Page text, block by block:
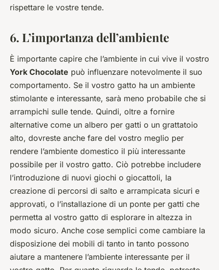
rispettare le vostre tende.
6. L’importanza dell’ambiente
È importante capire che l’ambiente in cui vive il vostro
York Chocolate può influenzare notevolmente il suo
comportamento. Se il vostro gatto ha un ambiente
stimolante e interessante, sarà meno probabile che si
arrampichi sulle tende. Quindi, oltre a fornire
alternative come un albero per gatti o un grattatoio
alto, dovreste anche fare del vostro meglio per
rendere l’ambiente domestico il più interessante
possibile per il vostro gatto. Ciò potrebbe includere
l’introduzione di nuovi giochi o giocattoli, la
creazione di percorsi di salto e arrampicata sicuri e
approvati, o l’installazione di un ponte per gatti che
permetta al vostro gatto di esplorare in altezza in
modo sicuro. Anche cose semplici come cambiare la
disposizione dei mobili di tanto in tanto possono
aiutare a mantenere l’ambiente interessante per il